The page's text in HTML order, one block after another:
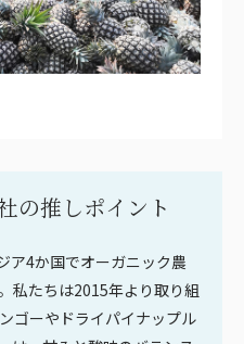
推しポイント
4か国でオーガニック農
私たちは2015年より取り組
ゴーやドライパイナップル